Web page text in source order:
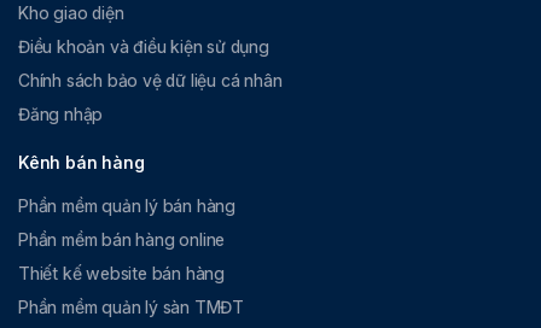
Kho giao diện
Điều khoản và điều kiện sử dụng
Chính sách bảo vệ dữ liệu cá nhân
Đăng nhập
Kênh bán hàng
Phần mềm quản lý bán hàng
Phần mềm bán hàng online
Thiết kế website bán hàng
Phần mềm quản lý sàn TMĐT